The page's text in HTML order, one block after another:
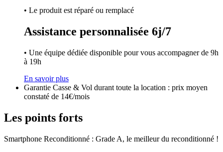
• Le produit est réparé ou remplacé
Assistance personnalisée 6j/7
• Une équipe dédiée disponible pour vous accompagner de 9h
à 19h
En savoir plus
Garantie Casse & Vol durant toute la location : prix moyen
constaté de 14€/mois
Les points forts
Smartphone Reconditionné : Grade A, le meilleur du reconditionné !